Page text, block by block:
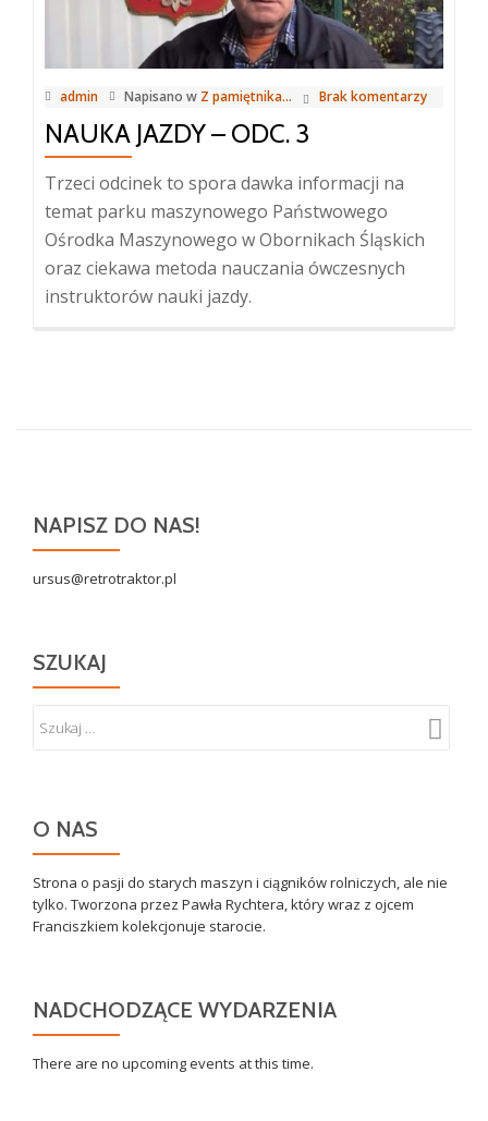
admin Napisano w Z pamiętnika... Brak komentarzy
NAUKA JAZDY – ODC. 3
Trzeci odcinek to spora dawka informacji na
temat parku maszynowego Państwowego
Ośrodka Maszynowego w Obornikach Śląskich
oraz ciekawa metoda nauczania ówczesnych
instruktorów nauki jazdy.
NAPISZ DO NAS!
ursus@retrotraktor.pl
SZUKAJ
O NAS
Strona o pasji do starych maszyn i ciągników rolniczych, ale nie
tylko. Tworzona przez Pawła Rychtera, który wraz z ojcem
Franciszkiem kolekcjonuje starocie.
NADCHODZĄCE WYDARZENIA
There are no upcoming events at this time.